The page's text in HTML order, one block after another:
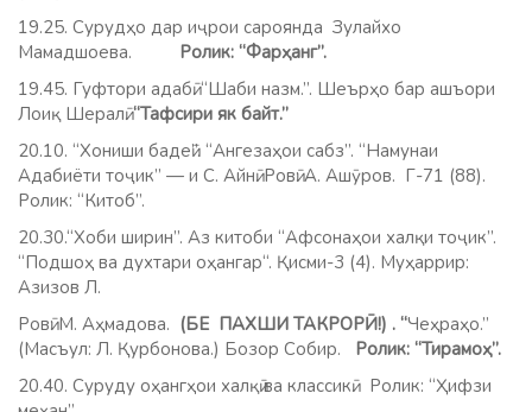
19.25. Сурудҳо дар иҷрои сароянда Зулайхо
Мамадшоева. Ролик: “Фарҳанг”.
19.45. Гуфтори адабӣ. “Шаби назм.”. Шеърҳо бар ашъори
Лоиқ Шералӣ.“Тафсири як байт.”
20.10. “Хониши бадеӣ”. “Ангезаҳои сабз”. “Намунаи
Адабиёти тоҷик” — и С. Айнӣ. Ровӣ: А. Ашӯров. Г-71 (88).
Ролик: “Китоб”.
20.30.“Хоби ширин”. Аз китоби “Афсонаҳои халқи тоҷик”.
“Подшоҳ ва духтари оҳангар“. Қисми-3 (4). Муҳаррир:
Азизов Л.
Ровӣ: М. Аҳмадова. (БЕ ПАХШИ ТАКРОРӢ!) . “Чеҳраҳо.”
(Масъул: Л. Қурбонова.) Бозор Собир. Ролик: “Тирамоҳ”.
20.40. Суруду оҳангҳои халқӣ ва классикӣ. Ролик: “Ҳифзи